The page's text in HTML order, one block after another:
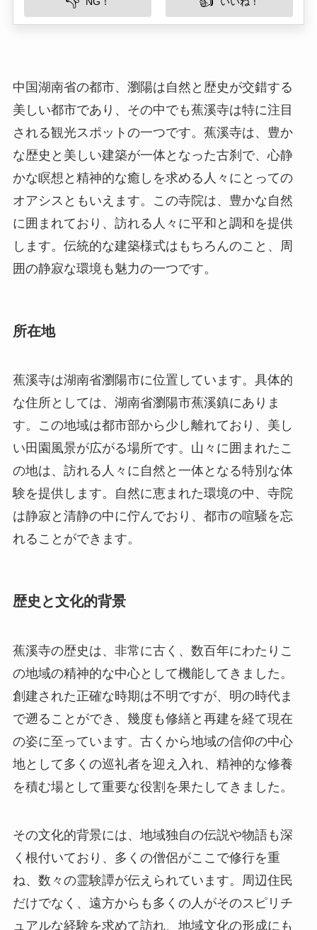
される観光スポットの一つです。蕉溪寺は、豊か
オアシスともいえます。この寺院は、豊かな自然
に囲まれており、訪れる人々に平和と調和を提供
します。伝統的な建築様式はもちろんのこと、周
囲の静寂な環境も魅力の一つです。
所在地
蕉溪寺は湖南省瀏陽市に位置しています。具体的
い田園風景が広がる場所です。山々に囲まれたこ
験を提供します。自然に恵まれた環境の中、寺院
は静寂と清静の中に佇んでおり、都市の喧騒を忘
れることができます。
歴史と文化的背景
蕉溪寺の歴史は、非常に古く、数百年にわたりこ
で遡ることができ、幾度も修繕と再建を経て現在
地として多くの巡礼者を迎え入れ、精神的な修養
を積む場として重要な役割を果たしてきました。
その文化的背景には、地域独自の伝説や物語も深
く根付いており、多くの僧侶がここで修行を重
ね、数々の霊験譚が伝えられています。周辺住民
だけでなく、遠方からも多くの人がそのスピリチ
大きく寄与してきたとされています。寺院の伝統
行事は、現在でも地元の人々にとって重要な文化
行事であり、広く集まりが行われています。